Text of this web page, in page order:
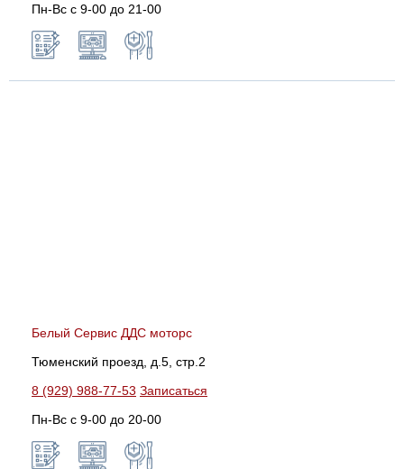
Пн-Вс с 9-00 до 21-00
Белый Сервис ДДС моторс
Тюменский проезд, д.5, стр.2
8 (929) 988-77-53 Записаться
Пн-Вс c 9-00 до 20-00